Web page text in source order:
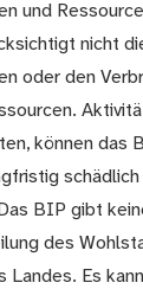
und
nicht
oder den
können das
schädlich
BIP gibt
des
Landes. Es